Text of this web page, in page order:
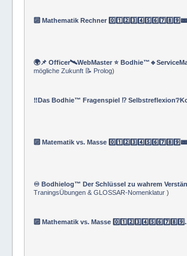
🔟 Mathematik Rechner
🌍📌 Officer🛰WebMaster ⭐️
mögliche Zukunft 📝 Prolog)
‼️Das Bodhie™ Fragenspiel ⁉️
🔟 Matematik vs. Masse
♾️ Bodhielog™ Der Schlüssel zu wahrem
TraningsÜbungen & GLOSSAR-Nomenklatur)
🔟 Mathematik vs. Masse